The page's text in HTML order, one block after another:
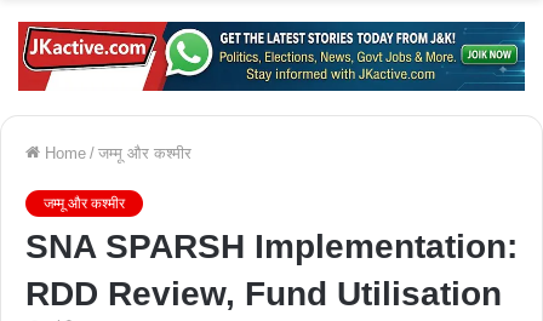
Home / जम्मू और कश्मीर
जम्मू और कश्मीर
SNA SPARSH Implementation:
RDD Review, Fund Utilisation